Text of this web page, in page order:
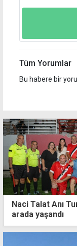
Tüm Yorumlar
Bu habere bir
Naci Talat Anı
arada yaşandı